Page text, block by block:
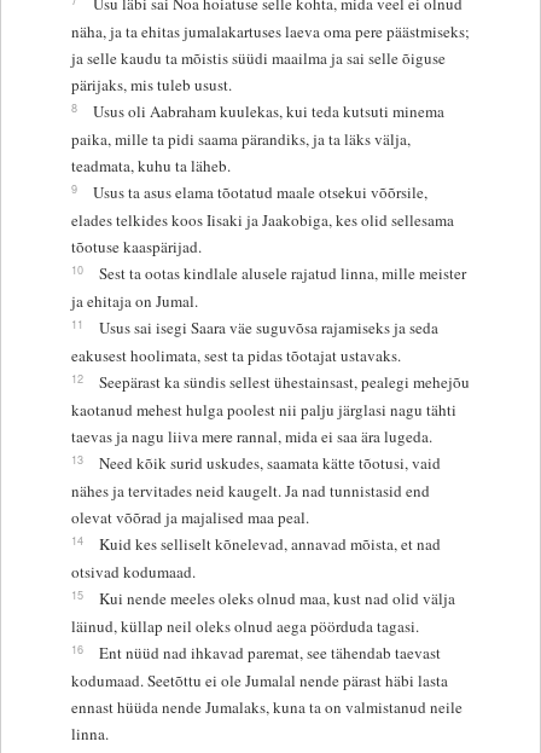
näha, ja ta ehitas jumalakartuses laeva oma pere päästmiseks;
ja selle kaudu ta mõistis süüdi maailma ja sai selle õiguse
pärijaks, mis tuleb usust.
8
Usus oli Aabraham kuulekas, kui teda kutsuti minema
paika, mille ta pidi saama pärandiks, ja ta läks välja,
teadmata, kuhu ta läheb.
9
Usus ta asus elama tõotatud maale otsekui võõrsile,
elades telkides koos Iisaki ja Jaakobiga, kes olid sellesama
tõotuse kaaspärijad.
10
Sest ta ootas kindlale alusele rajatud linna, mille meister
ja ehitaja on Jumal.
11
Usus sai isegi Saara väe suguvõsa rajamiseks ja seda
eakusest hoolimata, sest ta pidas tõotajat ustavaks.
12
Seepärast ka sündis sellest ühestainsast, pealegi mehejõu
kaotanud mehest hulga poolest nii palju järglasi nagu tähti
taevas ja nagu liiva mere rannal, mida ei saa ära lugeda.
13
Need kõik surid uskudes, saamata kätte tõotusi, vaid
nähes ja tervitades neid kaugelt. Ja nad tunnistasid end
olevat võõrad ja majalised maa peal.
14
Kuid kes selliselt kõnelevad, annavad mõista, et nad
otsivad kodumaad.
15
Kui nende meeles oleks olnud maa, kust nad olid välja
läinud, küllap neil oleks olnud aega pöörduda tagasi.
16
Ent nüüd nad ihkavad paremat, see tähendab taevast
kodumaad. Seetõttu ei ole Jumalal nende pärast häbi lasta
ennast hüüda nende Jumalaks, kuna ta on valmistanud neile
linna.